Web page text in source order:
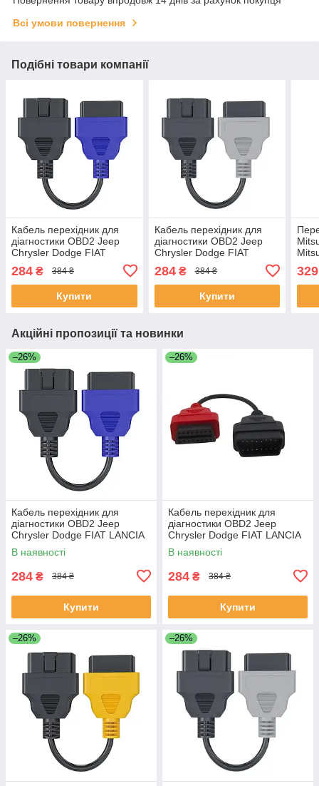
Всі умови повернення
Подібні товари компанії
Кабель перехідник для
діагностики OBD2 Jeep
Chrysler Dodge FIAT
ЯКІСТЬ 100%
284 ₴ 384 ₴
Купити
Кабель перехідник для
діагностики OBD2 Jeep
Chrysler Dodge FIAT
100%
284₴ 384 ₴
Купити
329
Акційні пропозиції та новинки
–26%
Кабель перехідник для
діагностики OBD2 Jeep
Chrysler Dodge FIAT LANCIA
СИНІЙ 1 шт. , ЯКІСТЬ 100%
В наявності
284 ₴ 384 ₴
Купити
–26%
Кабель перехідник для
діагностики OBD2 Jeep
Chrysler Dodge FIAT LANCIA
Червоний, ЯКІСТЬ 100%
В наявності
284 ₴ 384 ₴
Купити
–26% –26%